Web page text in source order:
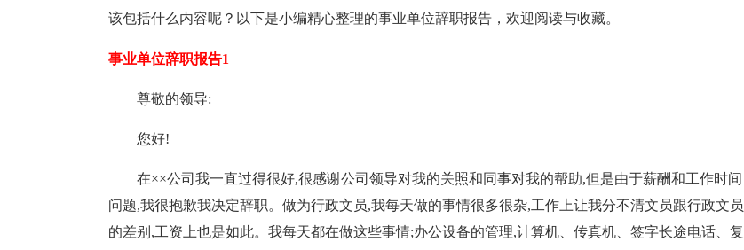
该包括什么内容呢？以下是小编精心整理的事业单位辞职报告，欢迎阅读与收藏。
事业单位辞职报告1
尊敬的领导:
您好!
在××公司我一直过得很好,很感谢公司领导对我的关照和同事对我的帮助,但是由于薪酬和工作时间
问题,我很抱歉我决定辞职。做为行政文员,我每天做的事情很多很杂,工作上让我分不清文员跟行政文员
的差别,工资上也是如此。我每天都在做这些事情;办公设备的管理,计算机、传真机、签字长途电话、复